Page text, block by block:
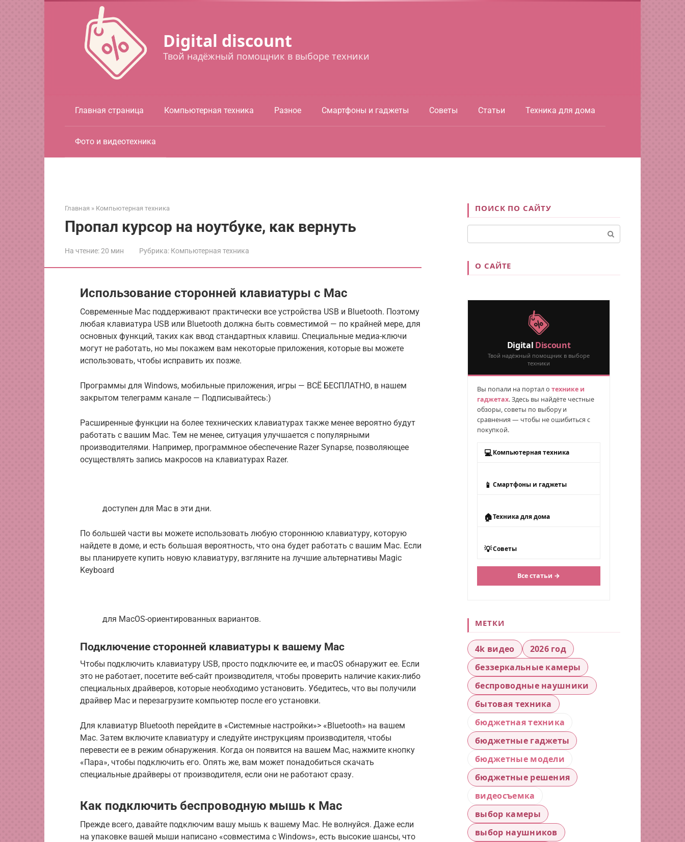
Digital discount
Твой надёжный помощник в выборе техники
Главная страница Компьютерная техника Разное Смартфоны и гаджеты Советы Статьи Техника для дома
Фото и видеотехника
Главная » Компьютерная техника
Пропал курсор на ноутбуке, как вернуть
На чтение:20 мин Рубрика: Компьютерная техника
Использование сторонней клавиатуры с Mac
Современные Mac поддерживают практически все устройства USB и Bluetooth. Поэтому
любая клавиатура USB или Bluetooth должна быть совместимой — по крайней мере, для
основных функций, таких как ввод стандартных клавиш. Специальные медиа-ключи
могут не работать, но мы покажем вам некоторые приложения, которые вы можете
использовать, чтобы исправить их позже.
Программы для Windows, мобильные приложения, игры — ВСЁ БЕСПЛАТНО, в нашем
закрытом телеграмм канале — Подписывайтесь:)
Расширенные функции на более технических клавиатурах также менее вероятно будут
работать с вашим Mac. Тем не менее, ситуация улучшается с популярными
производителями. Например, программное обеспечение Razer Synapse, позволяющее
осуществлять запись макросов на клавиатурах Razer.
доступен для Mac в эти дни.
По большей части вы можете использовать любую стороннюю клавиатуру, которую
найдете в доме, и есть большая вероятность, что она будет работать с вашим Mac. Если
вы планируете купить новую клавиатуру, взгляните на лучшие альтернативы Magic
Keyboard
для MacOS-ориентированных вариантов.
Подключение сторонней клавиатуры к вашему Mac
Чтобы подключить клавиатуру USB, просто подключите ее, и macOS обнаружит ее. Если
это не работает, посетите веб-сайт производителя, чтобы проверить наличие каких-либо
специальных драйверов, которые необходимо установить. Убедитесь, что вы получили
драйвер Mac и перезагрузите компьютер после его установки.
Для клавиатур Bluetooth перейдите в «Системные настройки»> «Bluetooth» на вашем
Mac. Затем включите клавиатуру и следуйте инструкциям производителя, чтобы
перевести ее в режим обнаружения. Когда он появится на вашем Mac, нажмите кнопку
«Пара», чтобы подключить его. Опять же, вам может понадобиться скачать
специальные драйверы от производителя, если они не работают сразу.
Как подключить беспроводную мышь к Mac
Прежде всего, давайте подключим вашу мышь к вашему Mac. Не волнуйся. Даже если
на упаковке вашей мыши написано «совместима с Windows», есть высокие шансы, что
ПОИСК ПО САЙТУ
О САЙТЕ
Digital Discount
Твой надёжный помощник в выборе
техники
Вы попали на портал о технике и
гаджетах. Здесь вы найдёте честные
обзоры, советы по выбору и
сравнения — чтобы не ошибиться с
покупкой.
💻 Компьютерная техника
📱 Смартфоны и гаджеты
🏠Техника для дома
💡Советы
Все статьи →
МЕТКИ
4k видео
2026 год
беззеркальные камеры
беспроводные наушники
бытовая техника
бюджетная техника
бюджетные гаджеты
бюджетные модели
бюджетные решения
видеосъемка
выбор камеры
выбор наушников